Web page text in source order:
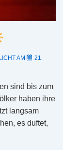
AM
21.
sind bis zum
haben ihre
langsam
es duftet,